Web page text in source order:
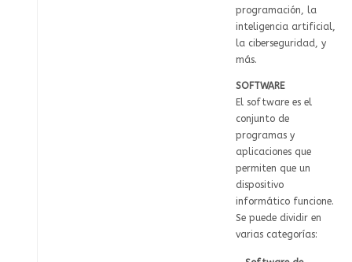
programación, la
inteligencia artificial,
la ciberseguridad, y
más.
SOFTWARE
El software es el
conjunto de
programas y
aplicaciones que
permiten que un
dispositivo
informático funcione.
Se puede dividir en
varias categorías: